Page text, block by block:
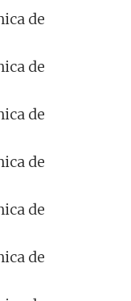
de
de
de
de
de
de